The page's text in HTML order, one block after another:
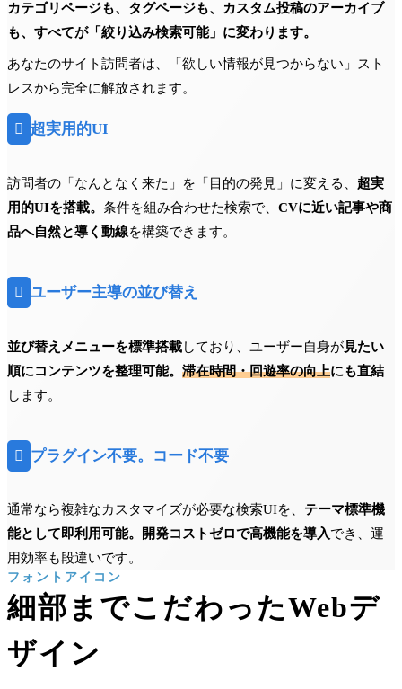
カテゴリページも、タグページも、カスタム投稿のアーカイブ
も、すべてが「絞り込み検索可能」に変わります。
あなたのサイト訪問者は、「欲しい情報が見つからない」スト
レスから完全に解放されます。
 超実用的UI
訪問者の「なんとなく来た」を「目的の発見」に変える、 超実
用的UIを搭載。 条件を組み合わせた検索で、 CVに近い記事や商
品へ自然と導く動線を構築できます。
 ユーザー主導の並び替え
並び替えメニューを標準搭載しており、ユーザー自身が見たい
順にコンテンツを整理可能。 滞在時間・回遊率の向上にも直結
します。
 プラグイン不要。コード不要
通常なら複雑なカスタマイズが必要な検索UIを、 テーマ標準機
能として即利用可能。
開発コストゼロで高機能を導入でき、運
用効率も段違いです。
フォントアイコン
細部までこだわったWebデ
ザイン